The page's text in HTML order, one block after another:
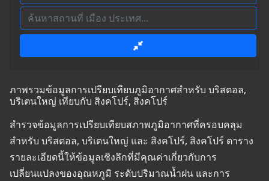
ภาพรวมข้อมูลการเปรียบเทียบภูมิอากาศสำหรับ บริสตอล,
บริเตนใหญ่ เทียบกับ สิงคโปร์, สิงคโปร์
สำรวจข้อมูลการเปรียบเทียบสภาพภูมิอากาศที่ครอบคลุม
สำหรับ บริสตอล, บริเตนใหญ่ และ สิงคโปร์, สิงคโปร์ ตาราง
รายละเอียดนี้ให้ข้อมูลเชิงลึกที่มีคุณค่าเกี่ยวกับการ
เปลี่ยนแปลงของอุณหภูมิ ระดับปริมาณน้ำฝน และการ